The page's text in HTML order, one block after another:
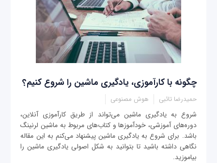
چگونه با کارآموزی، یادگیری ماشین را شروع کنیم؟
حمیدرضا تائبی هوش مصنوعی
شروع به یادگیری ماشین می‌تواند از طریق کارآموزی آنلاین،
دوره‌های آموزشی، خودآموزها و کتاب‌های مربوط به ماشین لرنینگ
باشد. برای شروع به یادگیری ماشین پیشنهاد می‌کنم به این مقاله
نگاهی داشته باشید تا بتوانید به شکل اصولی یادگیری ماشین را
بیاموزید.